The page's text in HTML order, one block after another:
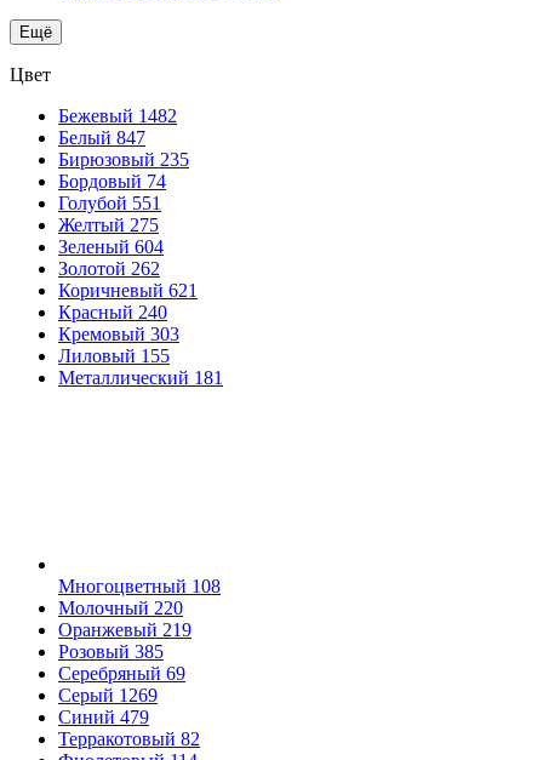
Ещё
Цвет
Бежевый 1482
Белый 847
Бирюзовый 235
Бордовый 74
Голубой 551
Желтый 275
Зеленый 604
Золотой 262
Коричневый 621
Красный 240
Кремовый 303
Лиловый 155
Металлический 181
Многоцветный 108
Молочный 220
Оранжевый 219
Розовый 385
Серебряный 69
Серый 1269
Синий 479
Терракотовый 82